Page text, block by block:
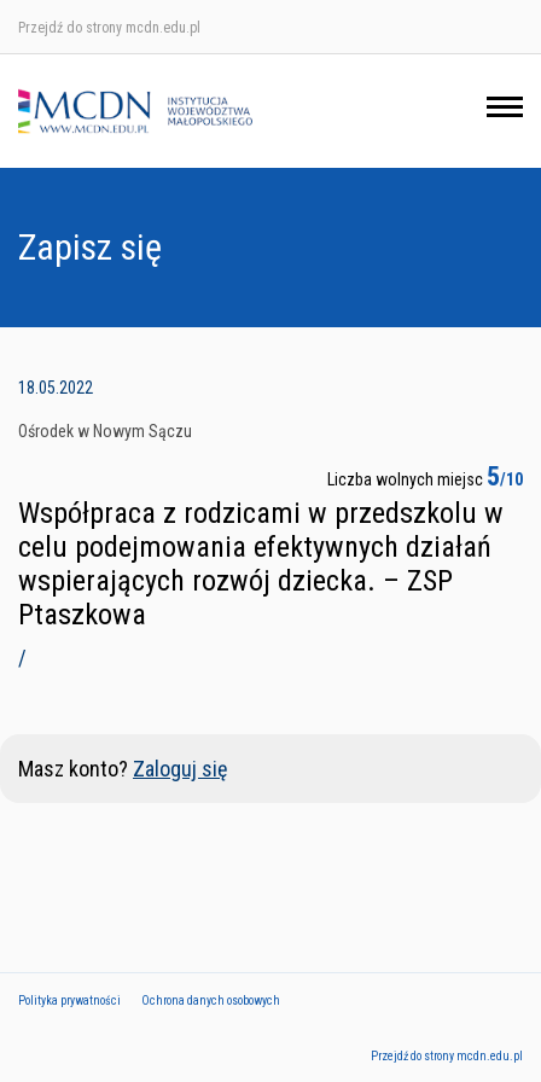
Przejdź do strony mcdn.edu.pl
Zapisz się
18.05.2022
Ośrodek w Nowym Sączu
Liczba wolnych miejsc 5/10
Współpraca z rodzicami w przedszkolu w
celu podejmowania efektywnych działań
wspierających rozwój dziecka. – ZSP
Ptaszkowa
/
Masz konto? Zaloguj się
Polityka prywatności Ochrona danych osobowych
Przejdź do strony mcdn.edu.pl
Ośrodek w Krakowie
Ośrodek w Nowym Sączu
Ośrodek w Tarnowie